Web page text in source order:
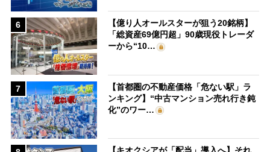
6
【億り人オールスターが狙う20銘柄】
「総資産69億円超」90歳現役トレーダ
ーから“10…
7
【首都圏の不動産価格「危ない駅」ラ
ンキング】“中古マンション売れ行き鈍
化”のワー…